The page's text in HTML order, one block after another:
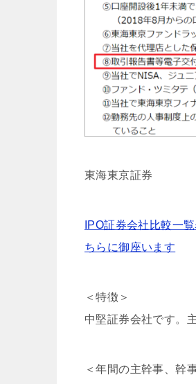
東海東京証券
IPO証券会社比較一
ちらに御座います
＜特徴＞
中堅証券会社です。
＜年間の主幹事、幹